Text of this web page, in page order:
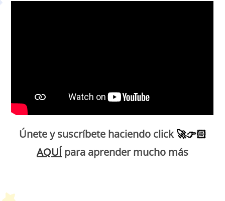
Únete y suscríbete haciendo click🚀👉🏻
AQUÍ para aprender mucho más